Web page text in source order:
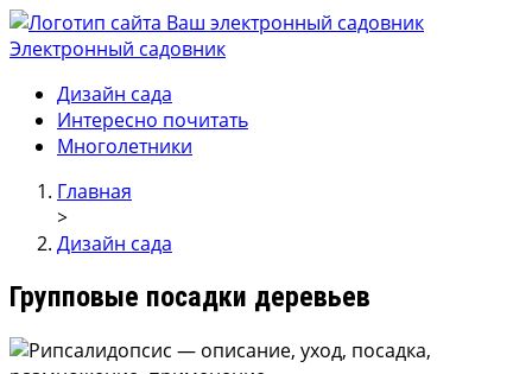
Электронный садовник
Ваш электронный садовник
Онлайн журнал для садовод и огродников.
Дизайн сада
Интересно почитать
Многолетники
Главная
>
Дизайн сада
Групповые посадки деревьев